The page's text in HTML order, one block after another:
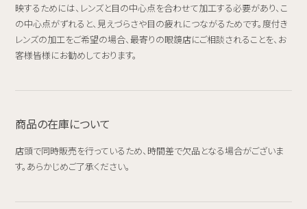
映するためには、レンズと目の中心点を合わせて加工する必要があり、こ
の中心点がずれると、見えづらさや目の疲れにつながるためです。度付き
レンズの加工をご希望の場合、最寄りの眼鏡店にご相談されることを、お
客様皆様にお勧めしております。
商品の在庫について
店頭で同時販売を行っているため、時間差で欠品となる場合がございま
す。あらかじめご了承ください。